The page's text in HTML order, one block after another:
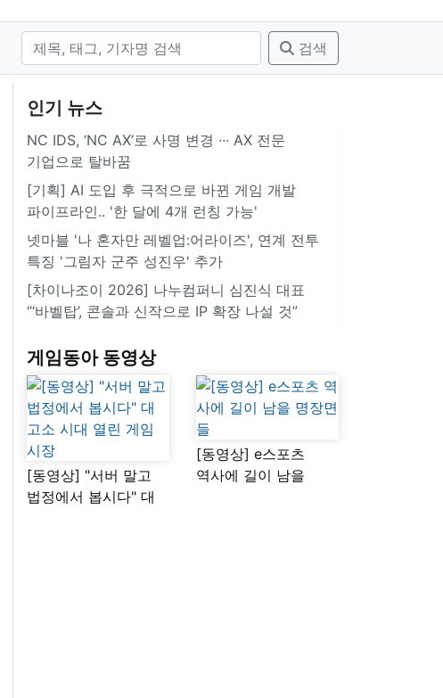
검색
인기 뉴스
NC IDS, ‘NC AX’로 사명 변경 ∙∙∙ AX 전문
기업으로 탈바꿈
[기획] AI 도입 후 극적으로 바뀐 게임 개발
파이프라인.. '한 달에 4개 런칭 가능'
넷마블 '나 혼자만 레벨업:어라이즈', 연계 전투
특징 '그림자 군주 성진우' 추가
[차이나조이 2026] 나누컴퍼니 심진식 대표
“‘바벨탑’, 콘솔과 신작으로 IP 확장 나설 것”
게임동아 동영상
[동영상] "서버 말고
법정에서 봅시다" 대
[동영상] e스포츠
역사에 길이 남을